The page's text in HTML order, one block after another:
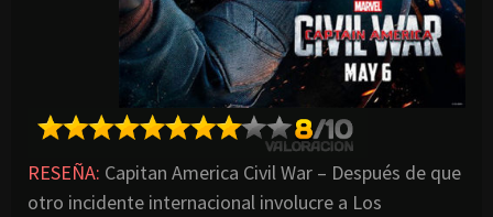
RESEÑA: Capitan America Civil War – Después de que
otro incidente internacional involucre a Los